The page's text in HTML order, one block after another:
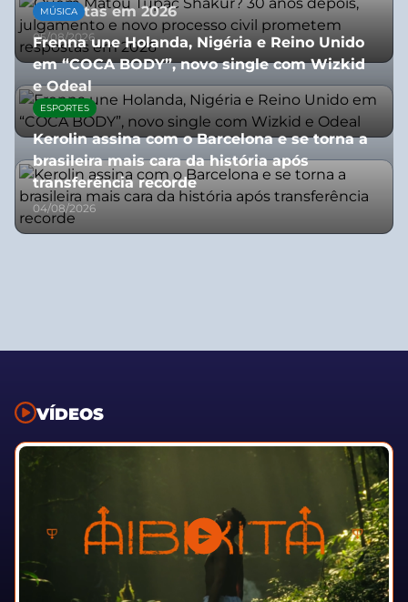
respostas em 2026
05/08/2026
MÚSICA
Frenna une Holanda, Nigéria e Reino Unido
em “COCA BODY”, novo single com Wizkid
e Odeal
07/07/2026
ESPORTES
Kerolin assina com o Barcelona e se torna a
brasileira mais cara da história após
transferência recorde
04/08/2026
VÍDEOS